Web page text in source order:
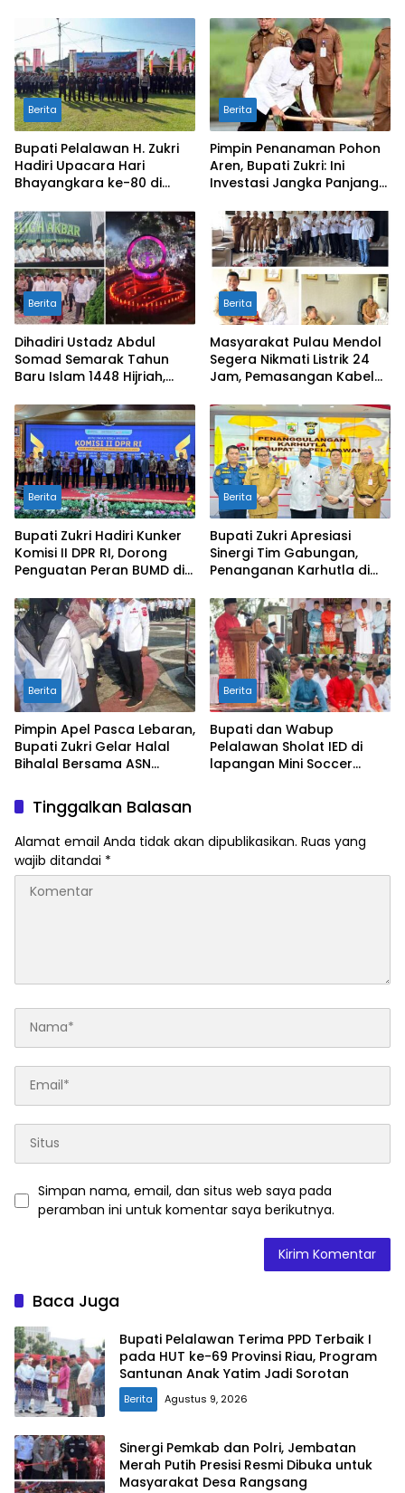
Sorotan
Rangsang
Berita
Bupati Pelalawan H. Zukri
Hadiri Upacara Hari
Bhayangkara ke-80 di
Berita
Pimpin Penanaman Pohon
Aren, Bupati Zukri: Ini
Investasi Jangka Panjang
Pelalawan
Berita
Dihadiri Ustadz Abdul
Somad Semarak Tahun
Baru Islam 1448 Hijriah,
Masyarakat
Berita
Masyarakat Pulau Mendol
Segera Nikmati Listrik 24
Jam, Pemasangan Kabel
Persen
Berita
Bupati Zukri Hadiri Kunker
Komisi II DPR RI, Dorong
Penguatan Peran BUMD di
Berita
Bupati Zukri Apresiasi
Sinergi Tim Gabungan,
Penanganan Karhutla di
Berita
Pimpin Apel Pasca Lebaran,
Bupati Zukri Gelar Halal
Bihalal Bersama ASN
Berita
Bupati dan Wabup
Pelalawan Sholat IED di
lapangan Mini Soccer
Tinggalkan Balasan
Alamat email Anda tidak akan dipublikasikan. Ruas yang
wajib ditandai *
Simpan nama, email, dan situs web saya pada
peramban ini untuk komentar saya berikutnya.
Baca Juga
Bupati Pelalawan Terima PPD Terbaik I
pada HUT ke-69 Provinsi Riau, Program
Santunan Anak Yatim Jadi Sorotan
Berita Agustus 9, 2026
Sinergi Pemkab dan Polri, Jembatan
Merah Putih Presisi Resmi Dibuka untuk
Masyarakat Desa Rangsang